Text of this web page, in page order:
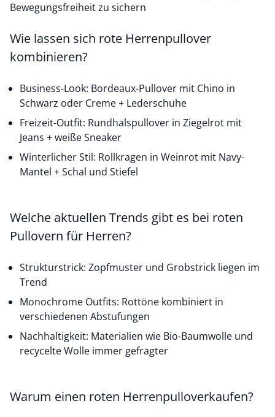
Bewegungsfreiheit zu sichern
Wie lassen sich rote Herrenpullover
kombinieren?
Business-Look: Bordeaux-Pullover mit Chino in
Schwarz oder Creme + Lederschuhe
Freizeit-Outfit: Rundhalspullover in Ziegelrot mit
Jeans + weiße Sneaker
Winterlicher Stil: Rollkragen in Weinrot mit Navy-
Mantel + Schal und Stiefel
Welche aktuellen Trends gibt es bei roten
Pullovern für Herren?
Strukturstrick: Zopfmuster und Grobstrick liegen im
Trend
Monochrome Outfits: Rottöne kombiniert in
verschiedenen Abstufungen
Nachhaltigkeit: Materialien wie Bio-Baumwolle und
recycelte Wolle immer gefragter
Warum einen roten Herrenpulloverkaufen?